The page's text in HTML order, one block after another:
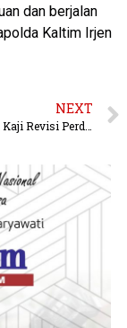
dan berjalan
Kaltim Irjen
NEXT